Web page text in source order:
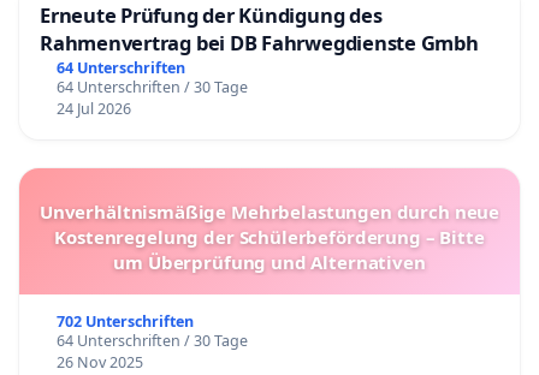
Erneute Prüfung der Kündigung des
Rahmenvertrag bei DB Fahrwegdienste Gmbh
64 Unterschriften
64 Unterschriften / 30 Tage
24 Jul 2026
Unverhältnismäßige Mehrbelastungen durch neue
Kostenregelung der Schülerbeförderung – Bitte
um Überprüfung und Alternativen
702 Unterschriften
64 Unterschriften / 30 Tage
26 Nov 2025